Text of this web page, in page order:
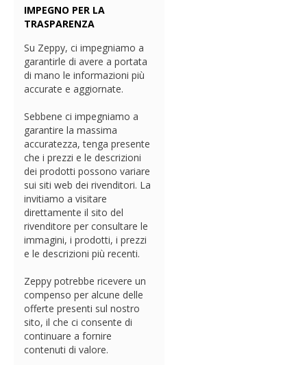
IMPEGNO PER LA
TRASPARENZA
Su Zeppy, ci impegniamo a
garantirle di avere a portata
di mano le informazioni più
accurate e aggiornate.
Sebbene ci impegniamo a
garantire la massima
accuratezza, tenga presente
che i prezzi e le descrizioni
dei prodotti possono variare
sui siti web dei rivenditori. La
invitiamo a visitare
direttamente il sito del
rivenditore per consultare le
immagini, i prodotti, i prezzi
e le descrizioni più recenti.
Zeppy potrebbe ricevere un
compenso per alcune delle
offerte presenti sul nostro
sito, il che ci consente di
continuare a fornire
contenuti di valore.